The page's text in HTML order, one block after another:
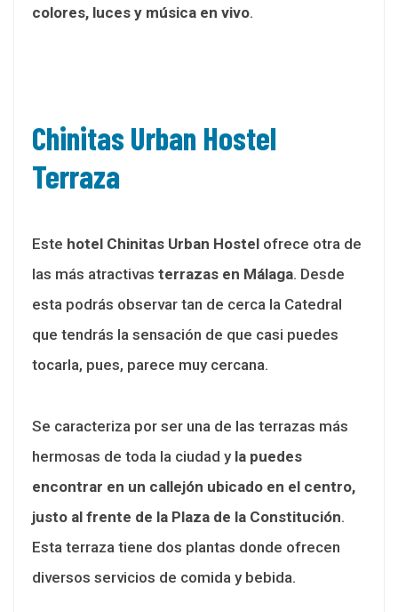
colores, luces y música en vivo.
Chinitas Urban Hostel
Terraza
Este hotel Chinitas Urban Hostel ofrece otra de
las más atractivas terrazas en Málaga. Desde
esta podrás observar tan de cerca la Catedral
que tendrás la sensación de que casi puedes
tocarla, pues, parece muy cercana.
Se caracteriza por ser una de las terrazas más
hermosas de toda la ciudad yla puedes
encontrar en un callejón ubicado en el centro,
justo al frente de la Plaza de la Constitución.
Esta terraza tiene dos plantas donde ofrecen
diversos servicios de comida y bebida.